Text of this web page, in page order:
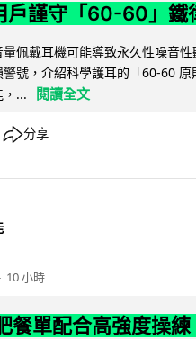
戶謹守「60-60」鐵
佩戴耳機可能導致永久性噪音
警號，介紹科學護耳的「60-60
，...
閱讀全文
分享
10 小時
餐單配合高強度操